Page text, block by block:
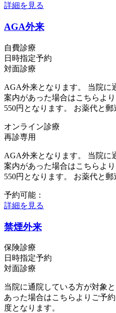
詳細を見る
AGA外来
自費診療
日時指定予約
対面診療
AGA外来となります。 当院に
案内があった場合はこちらよ
550円となります。 お薬代と
オンライン診療
再診専用
AGA外来となります。 当院に
案内があった場合はこちらよ
550円となります。 お薬代と
予約可能：
詳細を見る
禁煙外来
保険診療
日時指定予約
対面診療
当院に通院している方が対象
あった場合はこちらよりご予
度となります。